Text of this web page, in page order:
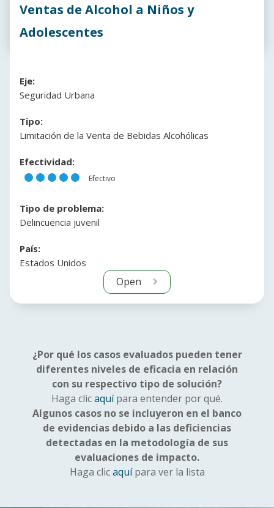
Ventas de Alcohol a Niños y
Adolescentes
Eje:
Seguridad Urbana
Tipo:
Limitación de la Venta de Bebidas Alcohólicas
Efectividad:
Efectivo
Tipo de problema:
Delincuencia juvenil
País:
Estados Unidos
Open
¿Por qué los casos evaluados pueden tener
diferentes niveles de eficacia en relación
con su respectivo tipo de solución?
Haga clicaquípara entender por qué.
Algunos casos no se incluyeron en el banco
de evidencias debido a las deficiencias
detectadas en la metodología de sus
evaluaciones de impacto.
Haga clicaquípara ver la lista